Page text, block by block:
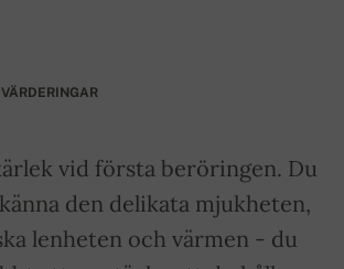
vid första beröringen. Du
den delikata mjukheten,
lenheten och värmen - du